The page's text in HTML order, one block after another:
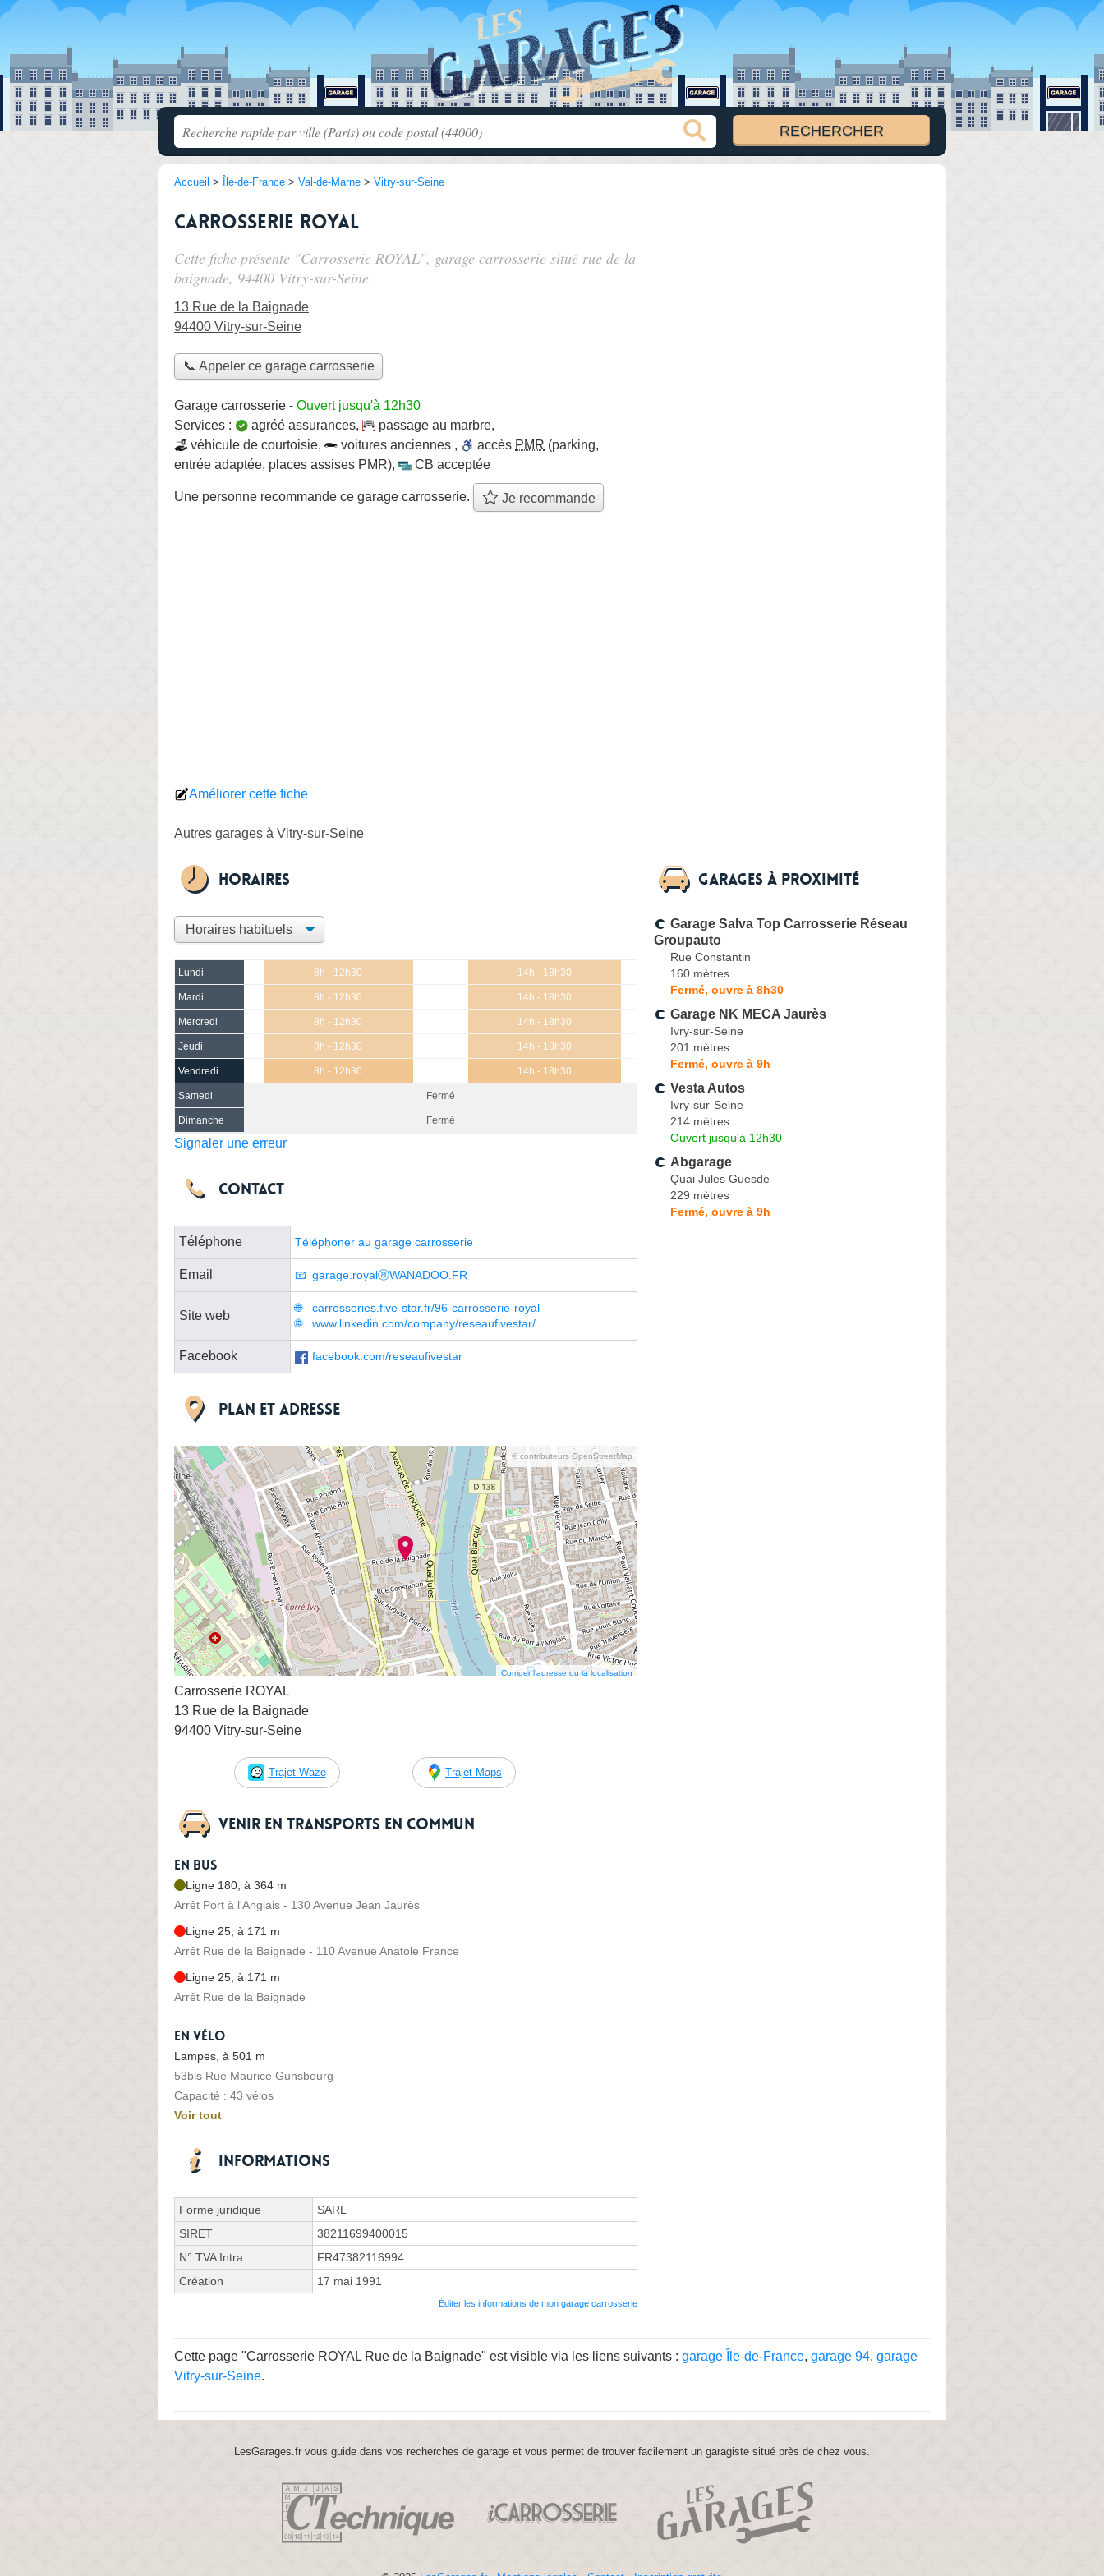
Accueil > Île-de-France > Val-de-Marne > Vitry-sur-Seine
Carrosserie ROYAL
Cette fiche présente "Carrosserie ROYAL", garage carrosserie situé rue de la
baignade, 94400 Vitry-sur-Seine.
13 Rue de la Baignade
94400 Vitry-sur-Seine
📞 Appeler ce garage carrosserie
Garage carrosserie - Ouvert jusqu'à 12h30
Services :
agréé assurances, passage au marbre,
véhicule de courtoisie, voitures anciennes , accès PMR (parking,
entrée adaptée, places assises PMR), CB acceptée
Une personne recommande ce garage carrosserie. Je recommande
Améliorer cette fiche
Autres garages à Vitry-sur-Seine
Horaires
Lundi 8h - 12h30 14h - 18h30
Mardi 8h - 12h30 14h - 18h30
Mercredi 8h - 12h30 14h - 18h30
Jeudi 8h - 12h30 14h - 18h30
Vendredi 8h - 12h30 14h - 18h30
Samedi Fermé
Dimanche Fermé
Signaler une erreur
Contact
Téléphone Téléphoner au garage carrosserie
Email garage.royalⓐWANADOO.FR
Site web
carrosseries.five-star.fr/96-carrosserie-royal
www.linkedin.com/company/reseaufivestar/
Facebook facebook.com/reseaufivestar
Plan et adresse
© contributeurs OpenStreetMap
Corriger l’adresse ou la localisation
Carrosserie ROYAL
13 Rue de la Baignade
94400 Vitry-sur-Seine
Trajet Waze Trajet Maps
Venir en transports en commun
En bus
Ligne 180, à 364 m
Arrêt Port à l'Anglais - 130 Avenue Jean Jaurès
Ligne 25, à 171 m
Arrêt Rue de la Baignade - 110 Avenue Anatole France
Ligne 25, à 171 m
Arrêt Rue de la Baignade
En vélo
Lampes, à 501 m
53bis Rue Maurice Gunsbourg
Capacité : 43 vélos
Voir tout
Informations
Forme juridique
SARL
SIRET
38211699400015
N° TVA Intra.
FR47382116994
Création
17 mai 1991
Éditer les informations de mon garage carrosserie
Garages à proximité
Garage Salva Top Carrosserie Réseau
Groupauto
Rue Constantin
160 mètres
Fermé, ouvre à 8h30
Garage NK MECA Jaurès
Ivry-sur-Seine
201 mètres
Fermé, ouvre à 9h
Vesta Autos
Ivry-sur-Seine
214 mètres
Ouvert jusqu'à 12h30
Abgarage
Quai Jules Guesde
229 mètres
Fermé, ouvre à 9h
Cette page "Carrosserie ROYAL Rue de la Baignade" est visible via les liens suivants : garage Île-de-France, garage 94, garage
Vitry-sur-Seine.
LesGarages.fr vous guide dans vos recherches de garage et vous permet de trouver facilement un garagiste situé près de chez vous.